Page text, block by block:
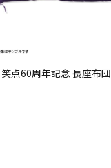
笑点60周年記念 長座布団